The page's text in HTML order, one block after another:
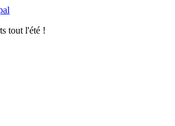
tout l'été !